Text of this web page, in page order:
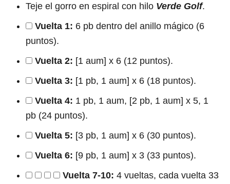
Teje el gorro en espiral con hilo Verde Golf.
Vuelta 1: 6 pb dentro del anillo mágico (6
puntos).
Vuelta 2: [1 aum] x 6 (12 puntos).
Vuelta 3: [1 pb, 1 aum] x 6 (18 puntos).
Vuelta 4: 1 pb, 1 aum, [2 pb, 1 aum] x 5, 1
pb (24 puntos).
Vuelta 5: [3 pb, 1 aum] x 6 (30 puntos).
Vuelta 6: [9 pb, 1 aum] x 3 (33 puntos).
Vuelta 7-10: 4 vueltas, cada vuelta 33